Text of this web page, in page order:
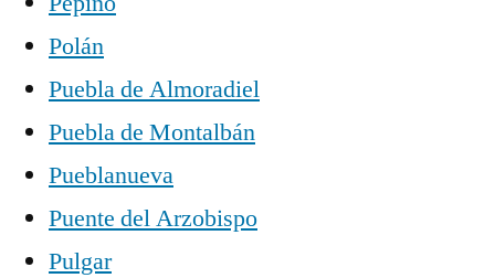
Polán
Puebla de Almoradiel
Puebla de Montalbán
Pueblanueva
Puente del Arzobispo
Pulgar